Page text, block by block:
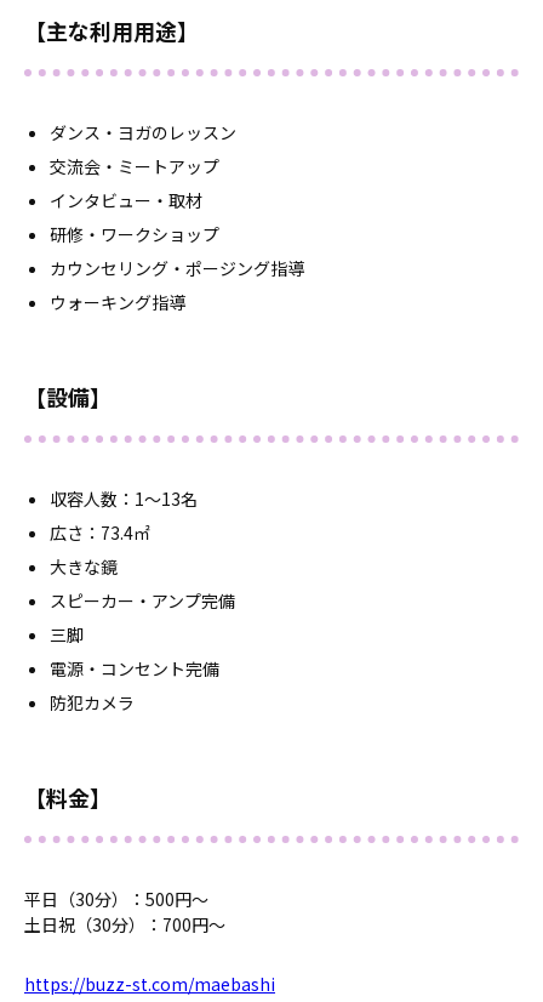
【主な利用用途】
ダンス・ヨガのレッスン
交流会・ミートアップ
インタビュー・取材
研修・ワークショップ
カウンセリング・ポージング指導
ウォーキング指導
【設備】
収容人数：1～13名
広さ：73.4㎡
大きな鏡
スピーカー・アンプ完備
三脚
電源・コンセント完備
防犯カメラ
【料金】
平日（30分）：500円～
土日祝（30分）：700円～
https://buzz-st.com/maebashi